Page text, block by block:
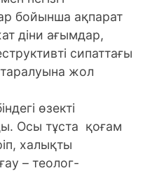
бойынша ақпарат
діни ағымдар,
сипаттағы
жол
өзекті
Осы тұста қоғам
халықты
– теолог-